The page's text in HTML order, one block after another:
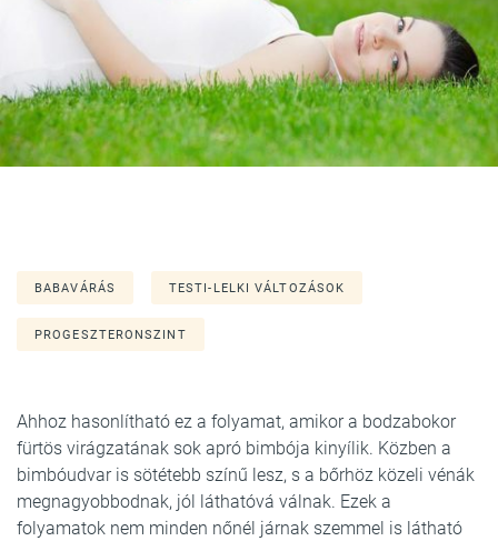
BABAVÁRÁS TESTI-LELKI VÁLTOZÁSOK
PROGESZTERONSZINT
Ahhoz hasonlítható ez a folyamat, amikor a bodzabokor
fürtös virágzatának sok apró bimbója kinyílik. Közben a
bimbóudvar is sötétebb színű lesz, s a bőrhöz közeli vénák
megnagyobbodnak, jól láthatóvá válnak. Ezek a
folyamatok nem minden nőnél járnak szemmel is látható